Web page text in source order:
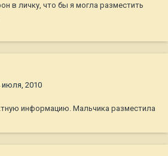
в личку, что бы я могла разместить
июля, 2010
информацию. Мальчика разместила